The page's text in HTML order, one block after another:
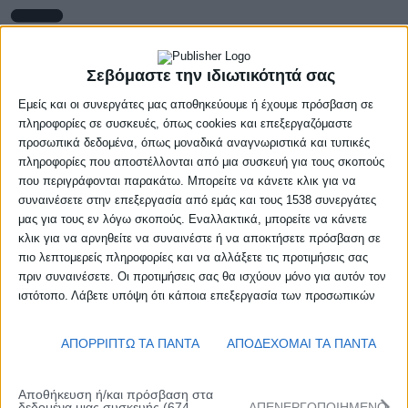
Σεβόμαστε την ιδιωτικότητά σας
Εμείς και οι συνεργάτες μας αποθηκεύουμε ή έχουμε πρόσβαση σε
πληροφορίες σε συσκευές, όπως cookies και επεξεργαζόμαστε
προσωπικά δεδομένα, όπως μοναδικά αναγνωριστικά και τυπικές
πληροφορίες που αποστέλλονται από μια συσκευή για τους σκοπούς
που περιγράφονται παρακάτω. Μπορείτε να κάνετε κλικ για να
συναινέσετε στην επεξεργασία από εμάς και τους 1538 συνεργάτες
μας για τους εν λόγω σκοπούς. Εναλλακτικά, μπορείτε να κάνετε
κλικ για να αρνηθείτε να συναινέστε ή να αποκτήσετε πρόσβαση σε
πιο λεπτομερείς πληροφορίες και να αλλάξετε τις προτιμήσεις σας
πριν συναινέσετε. Οι προτιμήσεις σας θα ισχύουν μόνο για αυτόν τον
ιστότοπο. Λάβετε υπόψη ότι κάποια επεξεργασία των προσωπικών
κλικ στο κουμπί "Απορρήτου" στο κάτω μέρος της ιστοσελίδας.
ΑΠΟΡΡΙΠΤΩ ΤΑ ΠΑΝΤΑ ΑΠΟΔΕΧΟΜΑΙ ΤΑ ΠΑΝΤΑ
Αποθήκευση ή/και πρόσβαση στα
Gallery
hellenicbf9,343 Posts
192,715 Followers
Ελληνική Ομοσπονδία Καλαθοσφαίρισης
𝐎𝐟𝐟𝐢𝐜𝐢𝐚𝐥 𝐀𝐜𝐜𝐨𝐮𝐧𝐭 𝐨𝐟 𝐭𝐡𝐞 𝐆𝐫𝐞𝐞𝐤 𝐍𝐚𝐭𝐢𝐨𝐧𝐚𝐥 𝐓𝐞𝐚𝐦
hellenicbf
Μαρ 16
📸 𝑻𝒉𝒆 𝑭𝒊𝒏𝒂𝒍𝒔 | Final4 W Rising Stars🌟
#Final4WRisingStars #paxisarkiakaipaidi #aspidagiatapaidia #ΓιαΚάθεΠαιδί
#wrisingstars
📸 𝑻𝒉𝒆 𝑭𝒊𝒏𝒂𝒍𝒔 | Final4 W Rising Stars🌟
#ΓιαΚάθεΠαιδί #wrisingstars
hellenicbf
Μαρ 15
TOP 5️⃣ Final 4 W Rising Stars 🤩
⭐️ Ευγενία Τουμπανιάρη (Πρωτέας Βούλας)
⭐️ Ελευθερία Αράπογλου (Πρωτέας Βούλας)
⭐️ Πάνγκελα Μπεκίρι (ΠΑΟΚ)
⭐️ Ιωάννα Σαμαντά (Ανόρθωσις Βόλου)
⭐️ Αποστολία-Δέσποινα Ζορμπαλά (ΠΑΟΚ)
Ⓜ️ MVP του Final 4 του W Risinig Stars: Ευγενία Τουμπανιάρη (Πρωτέας
Βούλας)
Ⓜ️ MVP Κανονικής περιόδου W Risinig Stars: Ιωάννα Σαμαντά (Ανόρθωσις
Βόλου)